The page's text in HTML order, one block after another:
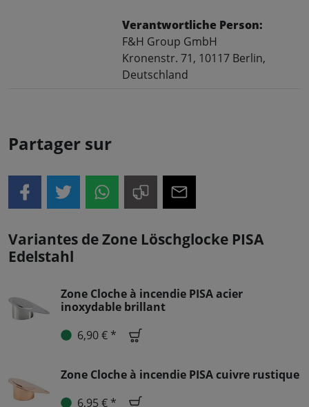
Verantwortliche Person:
F&H Group GmbH
Kronenstr. 71, 10117 Berlin,
Deutschland
Partager sur
Variantes de Zone Löschglocke PISA
Edelstahl
Zone Cloche à incendie PISA acier
inoxydable brillant
6,90 € *
Zone Cloche à incendie PISA cuivre rustique
6,95 € *